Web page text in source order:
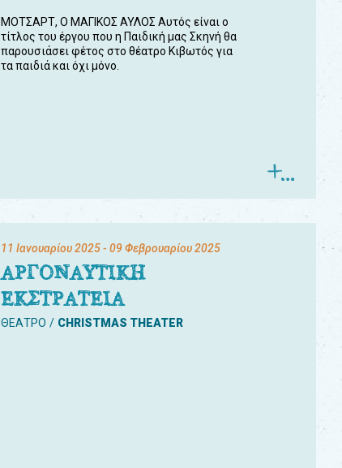
ΜΟΤΣΑΡΤ, Ο ΜΑΓΙΚΟΣ ΑΥΛΟΣ Αυτός είναι ο
τίτλος του έργου που η Παιδική μας Σκηνή θα
παρουσιάσει φέτος στο θέατρο Κιβωτός για
τα παιδιά και όχι μόνο.
11 Ιανουαρίου 2025- 09 Φεβρουαρίου 2025
ΑΡΓΟΝΑΥΤΙΚΗ
ΕΚΣΤΡΑΤΕΙΑ
ΘΕΑΤΡΟ CHRISTMAS THEATER